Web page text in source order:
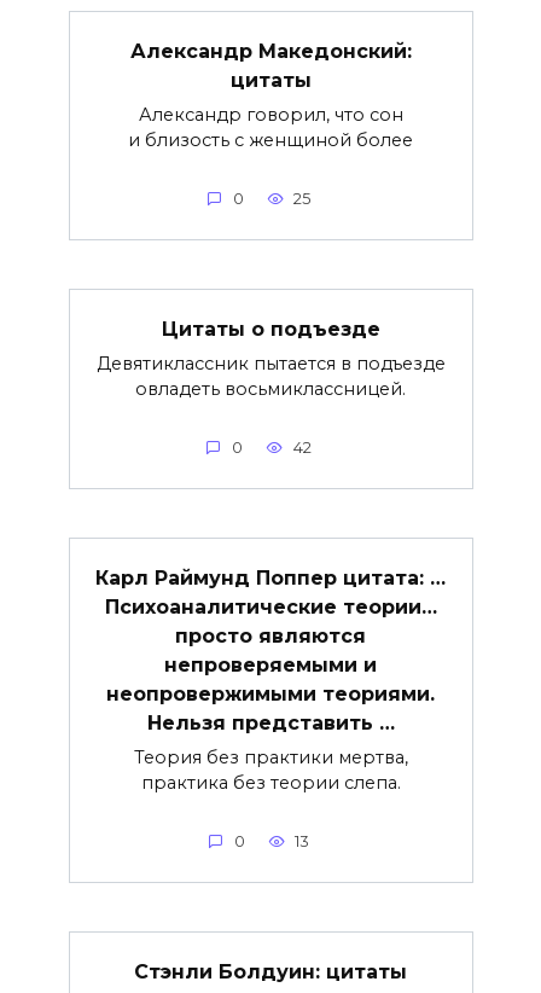
Александр Македонский:
цитаты
Александр говорил, что сон
и близость с женщиной более
0 25
Цитаты о подъезде
Девятиклассник пытается в подъезде
овладеть восьмиклассницей.
0 42
Карл Раймунд Поппер цитата: …
Психоаналитические теории…
просто являются
непроверяемыми и
неопровержимыми теориями.
Нельзя представить …
Теория без практики мертва,
практика без теории слепа.
0 13
Стэнли Болдуин: цитаты